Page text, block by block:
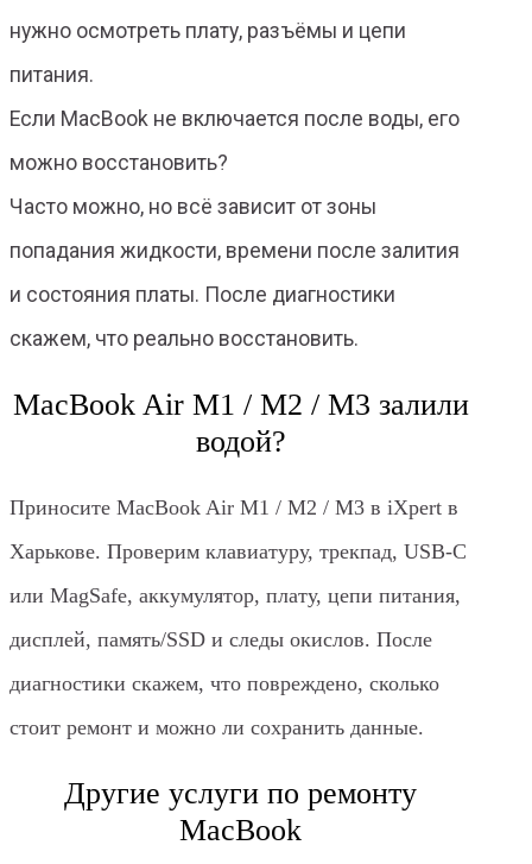
нужно осмотреть плату, разъёмы и цепи
питания.
Если MacBook не включается после воды, его
можно восстановить?
Часто можно, но всё зависит от зоны
попадания жидкости, времени после залития
и состояния платы. После диагностики
скажем, что реально восстановить.
MacBook Air M1 / M2 / M3 залили
водой?
Приносите MacBook Air M1 / M2 / M3 в iXpert в
Харькове. Проверим клавиатуру, трекпад, USB-C
или MagSafe, аккумулятор, плату, цепи питания,
дисплей, память/SSD и следы окислов. После
диагностики скажем, что повреждено, сколько
стоит ремонт и можно ли сохранить данные.
Другие услуги по ремонту
MacBook